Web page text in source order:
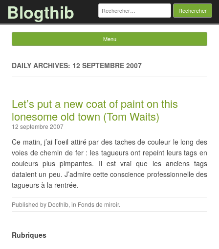
Blogthib Rechercher :
Menu
DAILY ARCHIVES: 12 SEPTEMBRE 2007
Let’s put a new coat of paint on this
lonesome old town (Tom Waits)
12 septembre 2007
Ce matin, j’ai l’oeil attiré par des taches de couleur le long des
voies de chemin de fer : les tagueurs ont repeint leurs tags en
couleurs plus pimpantes. Il est vrai que les anciens tags
dataient un peu. J’admire cette conscience professionnelle des
tagueurs à la rentrée.
Published by Docthib, in Fonds de miroir.
Rubriques